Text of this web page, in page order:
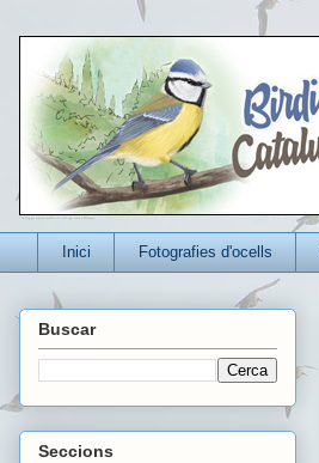
Un blog per conèixer millor els ocells que viuen a Catalunya
Inici Fotografies d'ocells
Buscar
Seccions